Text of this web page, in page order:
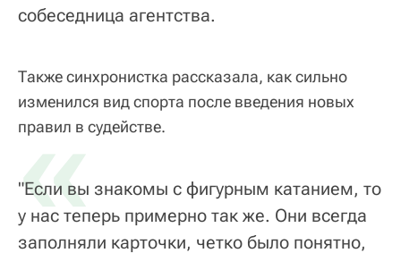
собеседница агентства.
Также синхронистка рассказала, как сильно
изменился вид спорта после введения новых
правил в судействе.
«
"Если вы знакомы с фигурным катанием, то
у нас теперь примерно так же. Они всегда
заполняли карточки, четко было понятно,